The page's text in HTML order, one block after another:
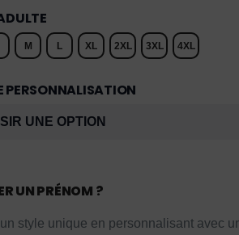
M L XL 2XL 3XL 4XL
PERSONNALISATION
UN PRÉNOM ?
style unique en personnalisant avec